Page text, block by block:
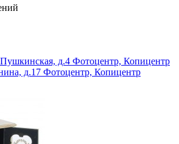
д.4 Фотоцентр, Копицентр
д.17 Фотоцентр, Копицентр